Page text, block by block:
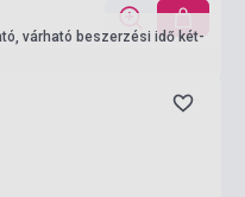
várható beszerzési idő két-